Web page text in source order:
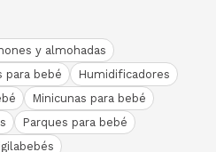
y almohadas
para bebé
Humidificadores
Minicunas para bebé
Parques para bebé